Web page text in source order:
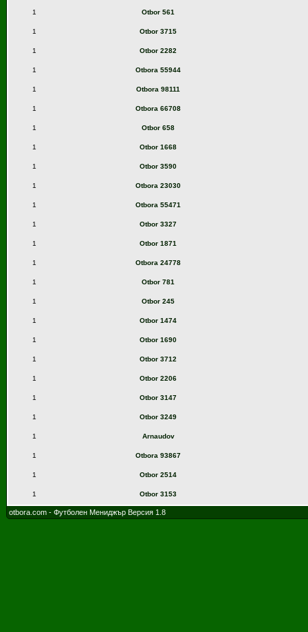
1 Otbor 561
1 Otbor 3715
1 Otbor 2282
1 Otbora 55944
1 Otbora 98111
1 Otbora 66708
1 Otbor 658
1 Otbor 1668
1 Otbor 3590
1 Otbora 23030
1 Otbora 55471
1 Otbor 3327
1 Otbor 1871
1 Otbora 24778
1 Otbor 781
1 Otbor 245
1 Otbor 1474
1 Otbor 1690
1 Otbor 3712
1 Otbor 2206
1 Otbor 3147
1 Otbor 3249
1 Arnaudov
1 Otbora 93867
1 Otbor 2514
1 Otbor 3153
otbora.com - Футболен Мениджър Версия 1.8